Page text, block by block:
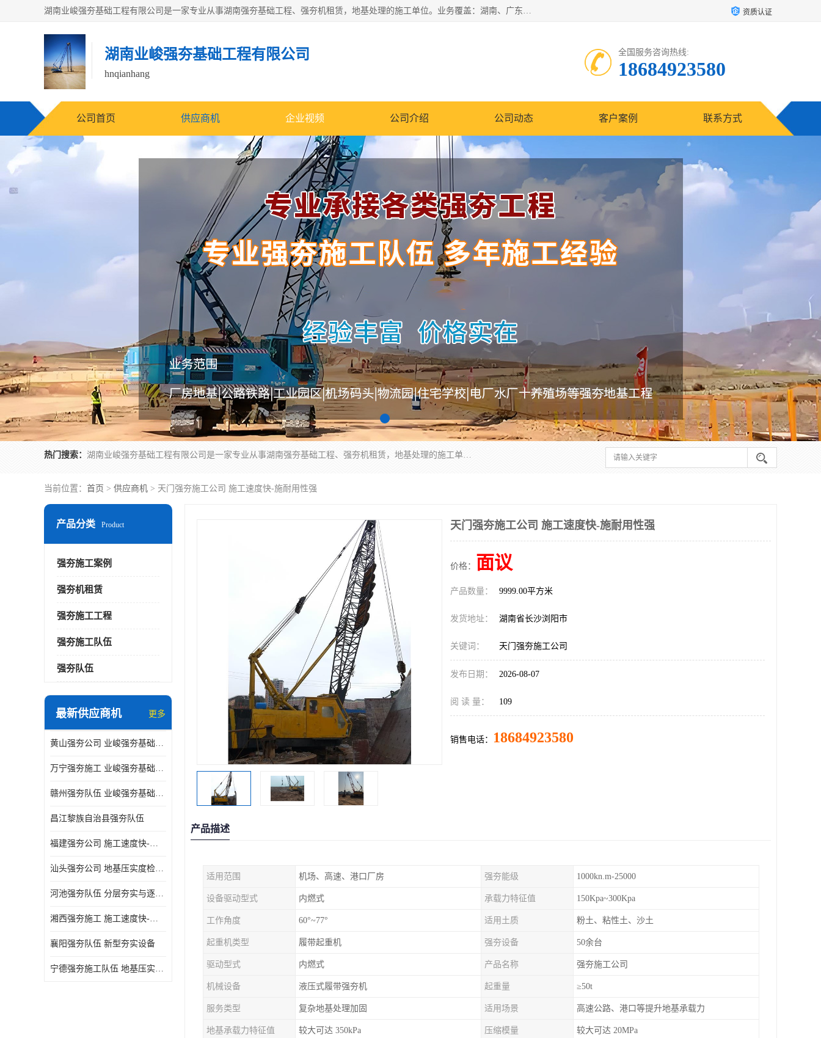
湖南业峻强夯基础工程有限公司是一家专业从事湖南强夯基础工程、强夯机租赁，地基处理的施工单位。业务覆盖：湖南、广东，江西等地。可承接1000KN.m-25000KN.m强夯（置换）工程。公司创始人是国内较早期从事强夯施工的建设者，经过多年的一步一个脚印的发展，在行业内具有较高的度和良好的口碑。 资质认证
湖南业峻强夯基础工程有限公司
hnqianhang
全国服务咨询热线:
18684923580
公司首页 供应商机 企业视频 公司介绍 公司动态 客户案例 联系方式
热门搜索： 湖南业峻强夯基础工程有限公司是一家专业从事湖南强夯基础工程、强夯机租赁，地基处理的施工单位。业务覆盖：湖南、广东，江西等地。可承接1000KN.m-25000KN.m强夯（置换）工程。公司创始人是国内较早期从事强夯施工的建设者，经过多年的一步一个脚印的发展，在行业内具有较高的度和良好的口碑。
当前位置： 首页 > 供应商机 > 天门强夯施工公司 施工速度快-施耐用性强
产品分类 Product
强夯施工案例
强夯机租赁
强夯施工工程
强夯施工队伍
强夯队伍
最新供应商机 更多
黄山强夯公司 业峻强夯基础工程
万宁强夯施工 业峻强夯基础工程
赣州强夯队伍 业峻强夯基础工程
昌江黎族自治县强夯队伍
福建强夯公司 施工速度快-施耐用性强
汕头强夯公司 地基压实度检测方法与标准
河池强夯队伍 分层夯实与逐层检测技术
湘西强夯施工 施工速度快-施耐用性强
襄阳强夯队伍 新型夯实设备
宁德强夯施工队伍 地基压实度检测方法与标准
天门强夯施工公司 施工速度快-施耐用性强
价格： 面议
产品数量： 9999.00平方米
发货地址： 湖南省长沙浏阳市
关键词： 天门强夯施工公司
发布日期： 2026-08-07
阅 读 量： 109
销售电话： 18684923580
产品描述
适用范围 机场、高速、港口厂房 强夯能级 1000kn.m-25000
设备驱动型式 内燃式 承载力特征值 150Kpa~300Kpa
工作角度 60°~77° 适用土质 粉土、粘性土、沙土
起重机类型 履带起重机 强夯设备 50余台
驱动型式 内燃式 产品名称 强夯施工公司
机械设备 液压式履带强夯机 起重量 ≥50t
服务类型 复杂地基处理加固 适用场景 高速公路、港口等提升地基承载力
地基承载力特征值 较大可达 350kPa 压缩模量 较大可达 20MPa